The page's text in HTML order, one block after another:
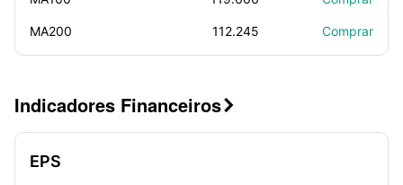
MA200 112.245 Comprar
Indicadores Financeiros
EPS